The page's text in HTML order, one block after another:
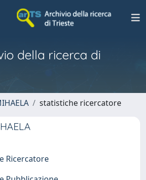
della ricerca di
statistiche ricercatore
Ricercatore